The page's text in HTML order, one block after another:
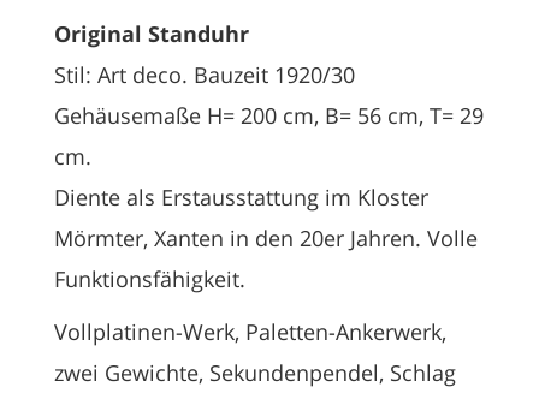
Original Standuhr
Stil: Art deco. Bauzeit 1920/30
Gehäusemaße H= 200 cm, B= 56 cm, T= 29
cm.
Diente als Erstausstattung im Kloster
Mörmter, Xanten in den 20er Jahren. Volle
Funktionsfähigkeit.
Vollplatinen-Werk, Paletten-Ankerwerk,
zwei Gewichte, Sekundenpendel, Schlag